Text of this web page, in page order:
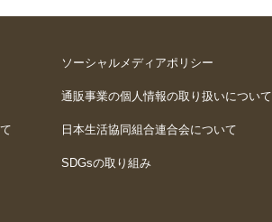
ソーシャルメディアポリシー
通販事業の個人情報の取り扱いについて
日本生活協同組合連合会について
SDGsの取り組み